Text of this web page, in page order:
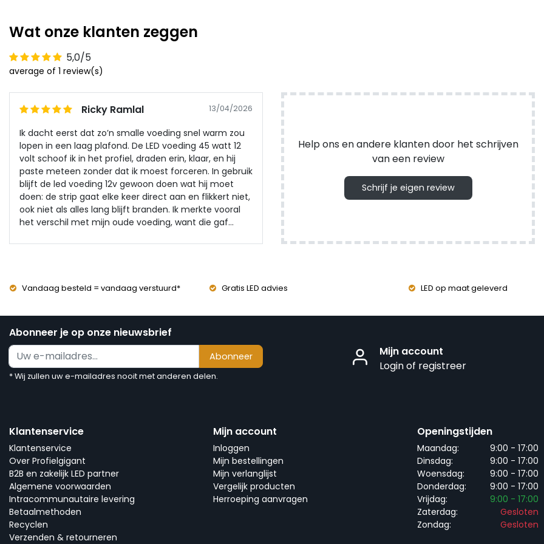
Wat onze klanten zeggen
5,0/5
average of 1 review(s)
Ricky Ramlal 13/04/2026
Ik dacht eerst dat zo’n smalle voeding snel warm zou
lopen in een laag plafond. De LED voeding 45 watt 12
volt schoof ik in het profiel, draden erin, klaar, en hij
paste meteen zonder dat ik moest forceren. In gebruik
blijft de led voeding 12v gewoon doen wat hij moet
doen: de strip gaat elke keer direct aan en flikkert niet,
ook niet als alles lang blijft branden. Ik merkte vooral
het verschil met mijn oude voeding, want die gaf
overal gelijk. Tot nu toe geen uitval, geen rare piep, en
Help ons en andere klanten door het schrijven
van een review
Schrijf je eigen review
Vandaag besteld = vandaag verstuurd* Gratis LED advies LED op maat geleverd
Abonneer je op onze nieuwsbrief
Abonneer
* Wij zullen uw e-mailadres nooit met anderen delen.
Mijn account
Login of registreer
Klantenservice
Klantenservice
Over Profielgigant
B2B en zakelijk LED partner
Algemene voorwaarden
Intracommunautaire levering
Betaalmethoden
Recyclen
Verzenden & retourneren
Mijn account
Inloggen
Mijn bestellingen
Mijn verlanglijst
Vergelijk producten
Herroeping aanvragen
Openingstijden
Maandag:
9:00 - 17:00
Dinsdag:
9:00 - 17:00
Woensdag:
9:00 - 17:00
Donderdag:
9:00 - 17:00
Vrijdag:
9:00 - 17:00
Zaterdag:
Gesloten
Zondag:
Gesloten